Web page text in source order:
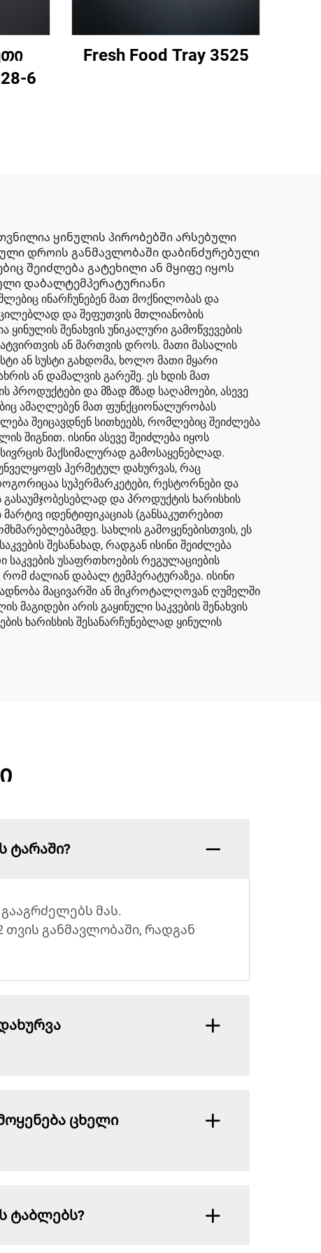
6
Fresh Food Tray 3525
ყინულის პირობებში არსებული
დროის განმავლობაში დაბინძურებული
შეიძლება გატეხილი ან მყიფე იყოს
დაბალტემპერატურიანი
ინარჩუნებენ მათ მოქნილობას და
და შეფუთვის მთლიანობის
ყინულის შენახვის უნიკალური გამოწვევების
ან მართვის დროს. მათი მასალის
ან სუსტი გახდომა, ხოლო მათი მყარი
ან დამალვის გარეშე. ეს ხდის მათ
და მზად მზად საღამოები, ასევე
ამაღლებენ მათ ფუნქციონალურობას
შეიცავდნენ სითხეებს, რომლებიც შეიძლება
შიგნით. ისინი ასევე შეიძლება იყოს
მაქსიმალურად გამოსაყენებლად.
ჰერმეტულ დახურვას, რაც
სუპერმარკეტები, რესტორნები და
გასაუმჯობესებლად და პროდუქტის ხარისხის
იდენტიფიკაციას (განსაკუთრებით
სახლის გამოყენებისთვის, ეს
შესანახად, რადგან ისინი შეიძლება
უსაფრთხოების რეგულაციების
ძალიან დაბალ ტემპერატურაზეა. ისინი
მაცივარში ან მიკროტალღოვან ღუმელში
არის გაყინული საკვების შენახვის
ხარისხის შესანარჩუნებლად ყინულის
ტარაში?
მას.
განმავლობაში, რადგან
ცხელი
ტაბლებს?